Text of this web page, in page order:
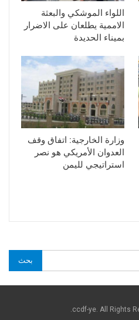
اللواء الموشكي والبعثة
الاممية يطلعان على الاضرار
بميناء الحديدة
وزارة الخارجية: اتفاق وقف
العدوان الأمريكي هو نصر
استراتيجي لليمن